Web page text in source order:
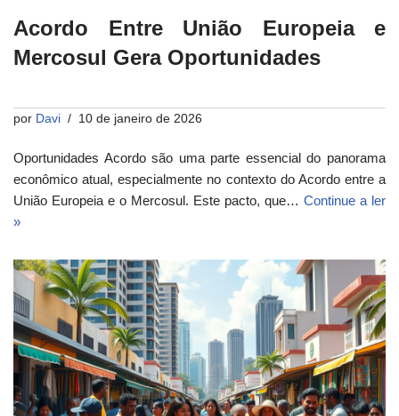
Acordo Entre União Europeia e
Mercosul Gera Oportunidades
por Davi 10 de janeiro de 2026
Oportunidades Acordo são uma parte essencial do panorama
econômico atual, especialmente no contexto do Acordo entre a
União Europeia e o Mercosul. Este pacto, que… Continue a ler
»